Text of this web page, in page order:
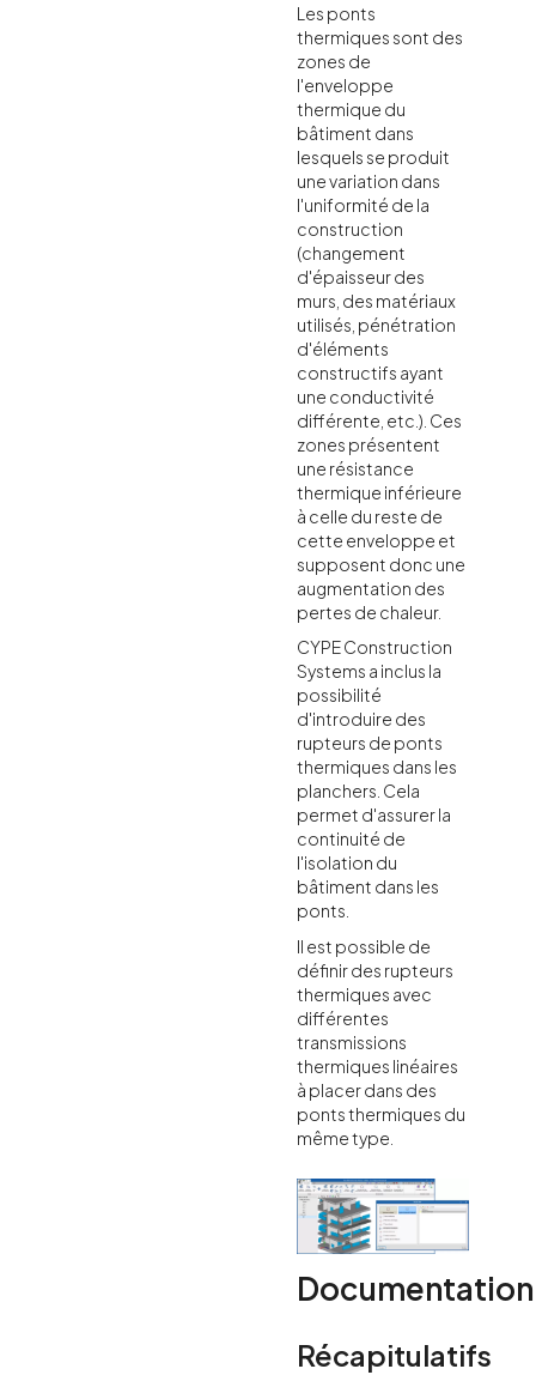
Les ponts
thermiques sont des
zones de
l'enveloppe
thermique du
bâtiment dans
lesquels se produit
une variation dans
l'uniformité de la
construction
(changement
d'épaisseur des
murs, des matériaux
utilisés, pénétration
d'éléments
constructifs ayant
une conductivité
différente, etc.). Ces
zones présentent
une résistance
thermique inférieure
à celle du reste de
cette enveloppe et
supposent donc une
augmentation des
pertes de chaleur.
CYPE Construction
Systems a inclus la
possibilité
d'introduire des
rupteurs de ponts
thermiques dans les
planchers. Cela
permet d'assurer la
continuité de
l'isolation du
bâtiment dans les
ponts.
Il est possible de
définir des rupteurs
thermiques avec
différentes
transmissions
thermiques linéaires
à placer dans des
ponts thermiques du
même type.
Documentation
Récapitulatifs